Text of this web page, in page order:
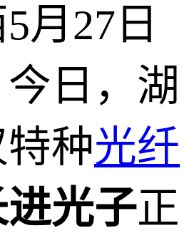
月27日
日，湖
种光纤
进光子正